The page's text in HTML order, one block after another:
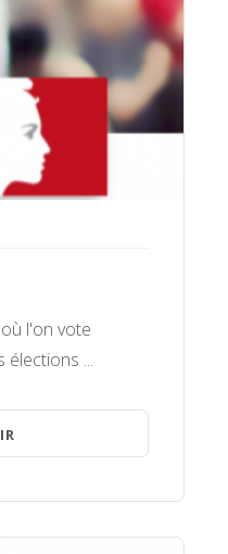
l'on vote
élections ...